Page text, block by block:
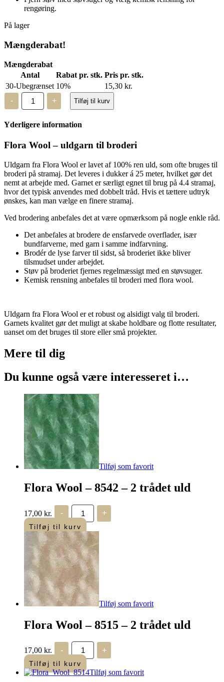
rengøring.
På lager
Mængderabat!
Mængderabat
Antal
Rabat pr. stk. Pris pr. stk.
30-Ubegrænset 10% 15,30 kr.
-
Flora
Wool
-
8512
-
trådet
+ Tilføj til kurv
Yderligere information
Flora Wool – uldgarn til broderi
Uldgarn fra Flora Wool er lavet af 100% ren uld, som ofte bruges til
broderi på stramaj. Det leveres i dukker á 25 meter, hvilket gør det
nemt at arbejde med. Garnet er særligt egnet til brug på 4.4 stramaj,
hvor det typisk anvendes med dobbelt tråd. Hvis et tættere udtryk
ønskes, kan man vælge en finere stramaj.
Ved brodering anbefales det at være opmærksom på nogle enkle råd.
Det anbefales at brodere de ensfarvede overflader, især
bundfarverne, med garn i samme indfarvning.
Brodér de lyse farver til sidst, så broderiet ikke bliver
tilsmudset under arbejdet.
Støv på broderiet fjernes regelmæssigt med en støvsuger.
Kemisk rensning anbefales til broderi med flora wool.
Uldgarn fra Flora Wool er et robust og alsidigt valg til broderi.
Garnets kvalitet gør det muligt at skabe holdbare og flotte resultater,
uanset om det bruges til store eller små projekter.
Mere til dig
Du kunne også være interesseret i…
Tilføj som favorit
Flora Wool – 8542 – 2 trådet uld
17,00 kr. -
Flora
Wool
-
8542
-
2
trådet
uld
antal
+
Tilføj til kurv
Tilføj som favorit
Flora Wool – 8515 – 2 trådet uld
17,00 kr. -
Flora
Wool
-
8515
-
+
Tilføj til kurv
Tilføj som favorit